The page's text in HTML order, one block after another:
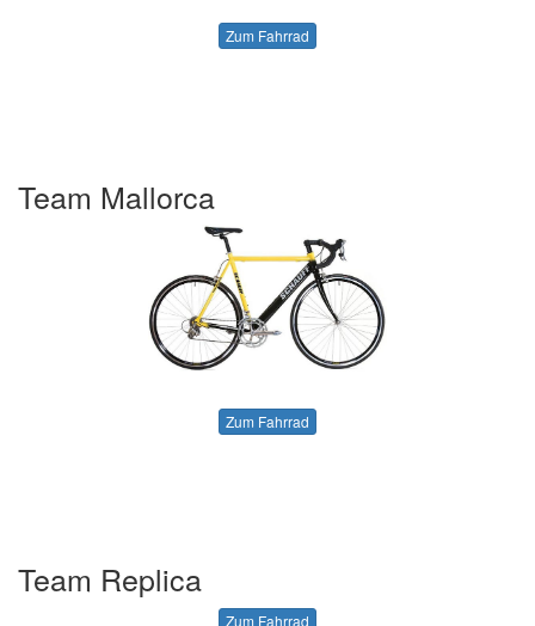
Zum Fahrrad
Team Mallorca
Zum Fahrrad
Team Replica
Zum Fahrrad